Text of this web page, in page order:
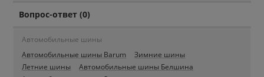
Вопрос-ответ (0)
Автомобильные шины
Автомобильные шины Barum
Зимние шины
Летние шины
Автомобильные шины Белшина